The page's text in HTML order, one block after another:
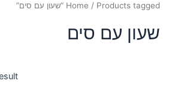
Home / Products tagged “שעון עם סים”
שעון עם סים